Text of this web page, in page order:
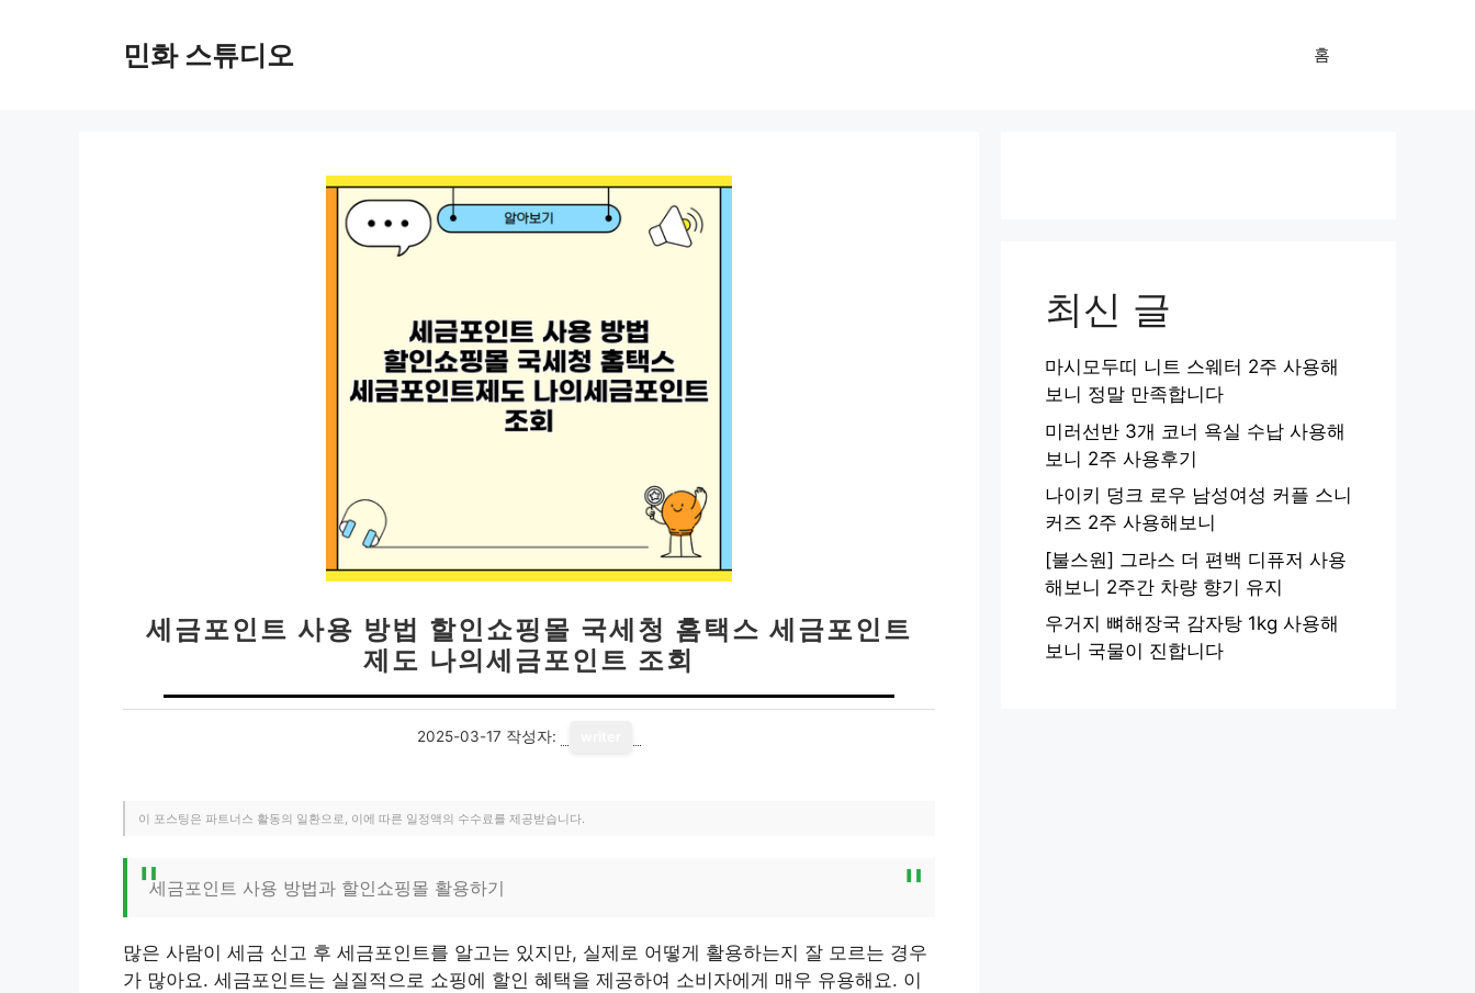
민화 스튜디오 홈
세금포인트 사용 방법 할인쇼핑몰 국세청 홈택스 세금포인트
제도 나의세금포인트 조회
2025-03-17 작성자:
이 포스팅은 파트너스 활동의 일환으로, 이에 따른 일정액의 수수료를 제공받습니다.
세금포인트 사용 방법과 할인쇼핑몰 활용하기
많은 사람이 세금 신고 후 세금포인트를 알고는 있지만, 실제로 어떻게 활용하는지 잘 모르는 경우
가 많아요. 세금포인트는 실질적으로 쇼핑에 할인 혜택을 제공하여 소비자에게 매우 유용해요. 이
최신 글
마시모두띠 니트 스웨터 2주 사용해
보니 정말 만족합니다
미러선반 3개 코너 욕실 수납 사용해
보니 2주 사용후기
나이키 덩크 로우 남성여성 커플 스니
커즈 2주 사용해보니
[불스원] 그라스 더 편백 디퓨저 사용
해보니 2주간 차량 향기 유지
우거지 뼈해장국 감자탕 1kg 사용해
보니 국물이 진합니다